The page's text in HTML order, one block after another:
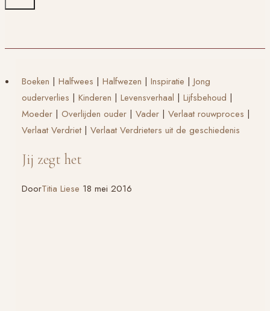
Boeken | Halfwees | Halfwezen | Inspiratie | Jong
ouderverlies | Kinderen | Levensverhaal | Lijfsbehoud |
Moeder | Overlijden ouder | Vader | Verlaat rouwproces |
Verlaat Verdriet | Verlaat Verdrieters uit de geschiedenis
Jij zegt het
DoorTitia Liese 18 mei 2016